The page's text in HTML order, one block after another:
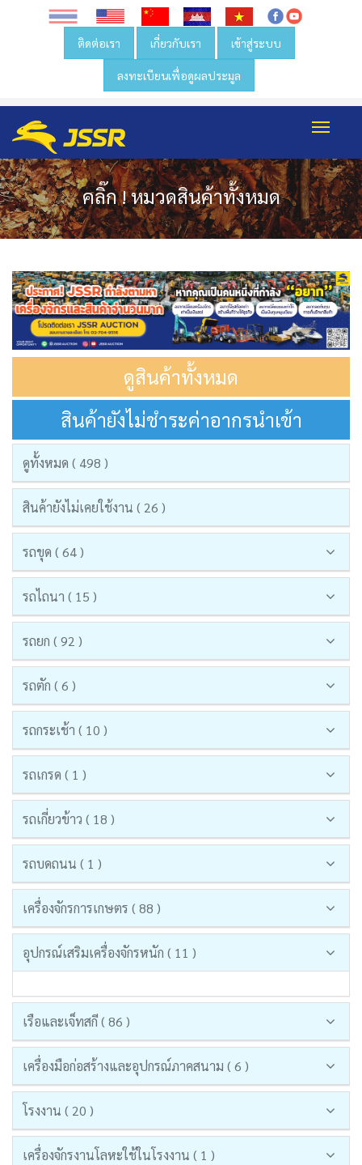
ติดต่อเรา เกี่ยวกับเรา เข้าสู่ระบบ
ลงทะเบียนเพื่อดูผลประมูล
คลิ๊ก ! หมวดสินค้าทั้งหมด
ดูสินค้าทั้งหมด
สินค้ายังไม่ชำระค่าอากรนำเข้า
ดูทั้งหมด ( 498 )
สินค้ายังไม่เคยใช้งาน ( 26 )
รถขุด ( 64 )
รถไถนา ( 15 )
รถยก ( 92 )
รถตัก ( 6 )
รถกระเช้า ( 10 )
รถเกรด ( 1 )
รถเกี่ยวข้าว ( 18 )
รถบดถนน ( 1 )
เครื่องจักรการเกษตร ( 88 )
อุปกรณ์เสริมเครื่องจักรหนัก ( 11 )
เรือและเจ็ทสกี ( 86 )
เครื่องมือก่อสร้างและอุปกรณ์ภาคสนาม ( 6 )
โรงงาน ( 20 )
เครื่องจักรงานโลหะใช้ในโรงงาน ( 1 )